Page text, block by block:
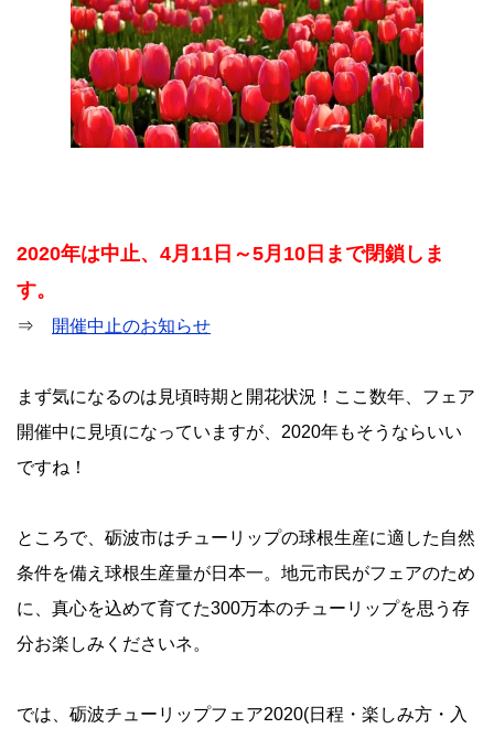
2020年は中止、4月11日～5月10日まで閉鎖しま
す。
⇒ 開催中止のお知らせ
まず気になるのは見頃時期と開花状況！ここ数年、フェア
開催中に見頃になっていますが、2020年もそうならいい
ですね！
ところで、砺波市はチューリップの球根生産に適した自然
条件を備え球根生産量が日本一。地元市民がフェアのため
に、真心を込めて育てた300万本のチューリップを思う存
分お楽しみくださいネ。
では、砺波チューリップフェア2020(日程・楽しみ方・入